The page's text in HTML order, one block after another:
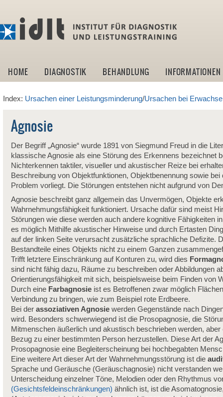
HOME DIAGNOSTIK BEHANDLUNG INFORMATIONEN
Index: Ursachen einer Leistungsminderung/Ursachen bei
Agnosie
Der Begriff „Agnosie“ wurde 1891 von Siegmund Freud in die
klassische Agnosie als eine Störung des Erkennens bezeichnet
Nichterkennen taktiler, visueller und akustischer Reize bei
Beschreibung von Objektfunktionen, Objektbenennung sowie
Problem vorliegt. Die Störungen entstehen nicht aufgrund von
Agnosie beschreibt ganz allgemein das Unvermögen, Objekte
Wahrnehmungsfähigkeit funktioniert. Ursache dafür sind meist
Störungen wie diese werden auch andere kognitive Fähigkeiten
es möglich Mithilfe akustischer Hinweise und durch Ertasten
auf der linken Seite verursacht zusätzliche sprachliche Defizite.
Bestandteile eines Objekts nicht zu einem Ganzen
Trifft letztere Einschränkung auf Konturen zu, wird dies
sind nicht fähig dazu, Räume zu beschreiben oder Abbildungen
Orientierungsfähigkeit mit sich, beispielsweise beim Finden von
Durch eine Farbagnosieist es Betroffenen zwar möglich
Verbindung zu bringen, wie zum Beispiel rote Erdbeere.
Bei der assoziativen Agnosiewerden Gegenstände nach
wird. Besonders schwerwiegend ist die Prosopagnosie, die
Mitmenschen äußerlich und akustisch beschrieben werden,
Bezug zu einer bestimmten Person herzustellen. Diese Art der
Prosopagnosie eine Begleiterscheinung bei hochbegabten
Eine weitere Art dieser Art der Wahrnehmungsstörung ist die
Sprache und Geräusche (Geräuschagnosie) nicht verstanden
Unterscheidung einzelner Töne, Melodien oder den Rhythmus
(Gesichtsfeldeinschränkungen) ähnlich ist, ist die